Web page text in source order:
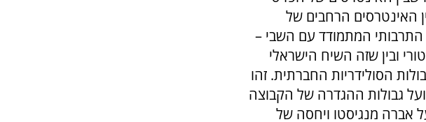
האינטרסים הרחבים של
המתמודד עם השבי –
ובין שזה השיח הישראלי
הסולידריות החברתית. זהו
גבולות ההגדרה של הקבוצה
אברה מנגיסטו ויחסה של